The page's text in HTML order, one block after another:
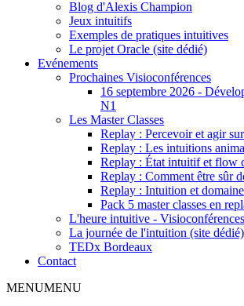
Blog d'Alexis Champion
Jeux intuitifs
Exemples de pratiques intuitives
Le projet Oracle (site dédié)
Evénements
Prochaines Visioconférences
16 septembre 2026 -
N1
Les Master Classes
Replay : Percevoir et agir
Replay : Les intuitions
Replay : État intuitif et flow
Replay : Comment être sûr
Replay : Intuition et
Pack 5 master classes en
L'heure intuitive -
La journée de l'intuition (site dédié)
TEDx Bordeaux
Contact
MENUMENU